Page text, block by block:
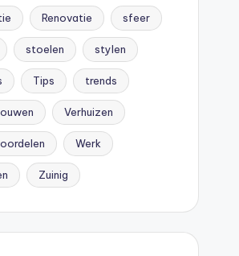
Renovatie sfeer
stoelen stylen
Tips trends
Verhuizen
Werk
Zuinig